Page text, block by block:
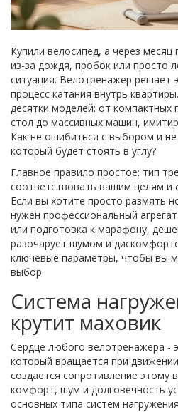
Купили велосипед, а через месяц
из-за дождя, пробок или просто
ситуация. Велотренажер решает
процесс катания внутрь
десятки моделей: от компактных
стол до массивных машин,
Как не ошибиться с выбором и не
который будет стоять в углу?
Главное правило простое: тип
соответствовать вашим целям и
Если вы хотите просто размять
нужен профессиональный
или подготовка к марафону,
разочарует шумом и
ключевые параметры, чтобы вы
выбор.
Система
крутит маховик
Сердце любого велотренажера -
который вращается при
создается сопротивление этому
комфорт, шум и долговечность
основных типа систем